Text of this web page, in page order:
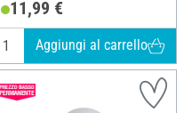
11,99 €
Aggiungi al carrello